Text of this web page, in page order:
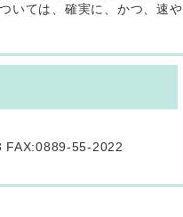
いては、確実に、かつ、速や
55-2022